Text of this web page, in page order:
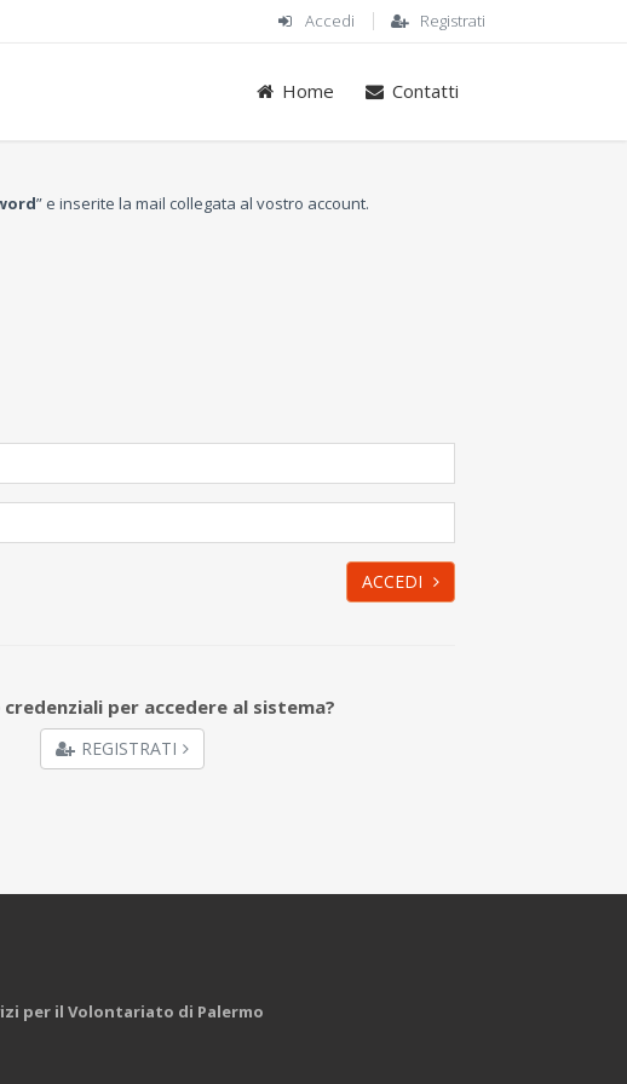
Accedi Registrati
Home Contatti
” e inserite la mail collegata al vostro account.
ACCEDI
credenziali per accedere al sistema?
REGISTRATI
per il Volontariato di Palermo